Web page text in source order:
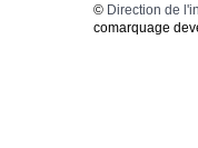
© Direction de
comarquage